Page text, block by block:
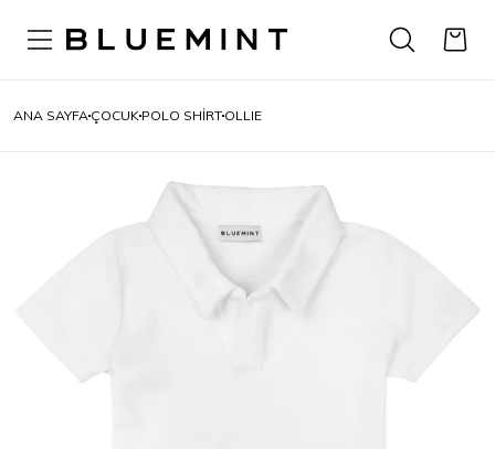
ANA SAYFA ÇOCUK POLO SHIRT OLLIE